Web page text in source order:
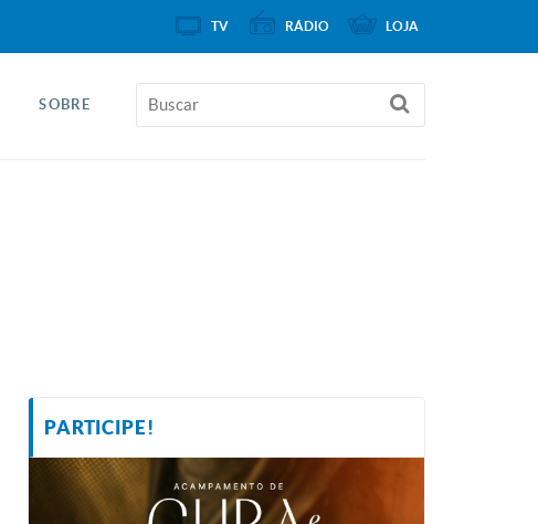
SOBRE
PARTICIPE!
TV RÁDIO LOJA